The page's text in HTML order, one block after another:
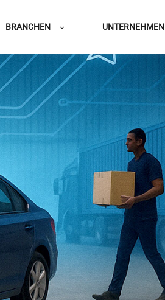
BRANCHEN UNTERNEHMEN